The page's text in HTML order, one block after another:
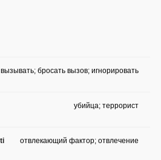
вызывать; бросать вызов; игнорировать
убийца; террорист
отвлекающий фактор; отвлечение